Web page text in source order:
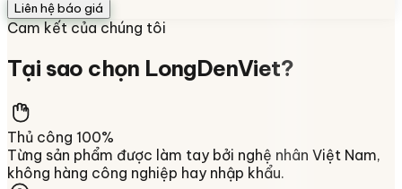
Liên hệ báo giá
Cam kết của chúng tôi
Tại sao chọn LongDenViet?
Thủ công 100%
Từng sản phẩm được làm tay bởi nghệ nhân Việt Nam,
không hàng công nghiệp hay nhập khẩu.